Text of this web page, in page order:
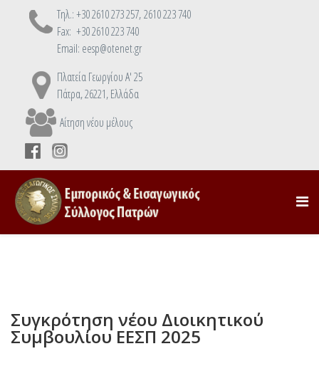
Τηλ.: +30 2610 273 257, 2610 223 740
Fax: +30 2610 223 740
Email: eesp@otenet.gr
Πλατεία Γεωργίου Α' 25
Πάτρα, 26221, Ελλάδα
Αίτηση νέου μέλους
Συγκρότηση νέου Διοικητικού
Συμβουλίου ΕΕΣΠ 2025